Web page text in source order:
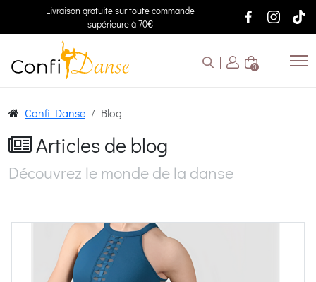
Livraison gratuite sur toute commande
supérieure à 70€
0
Confi Danse Blog
Articles de blog
Découvrez le monde de la danse